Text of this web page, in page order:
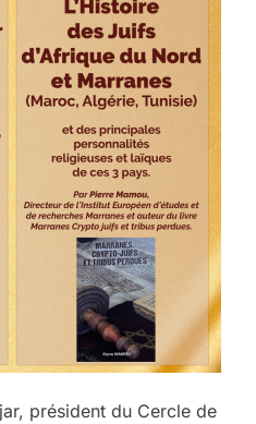
président du Cercle de